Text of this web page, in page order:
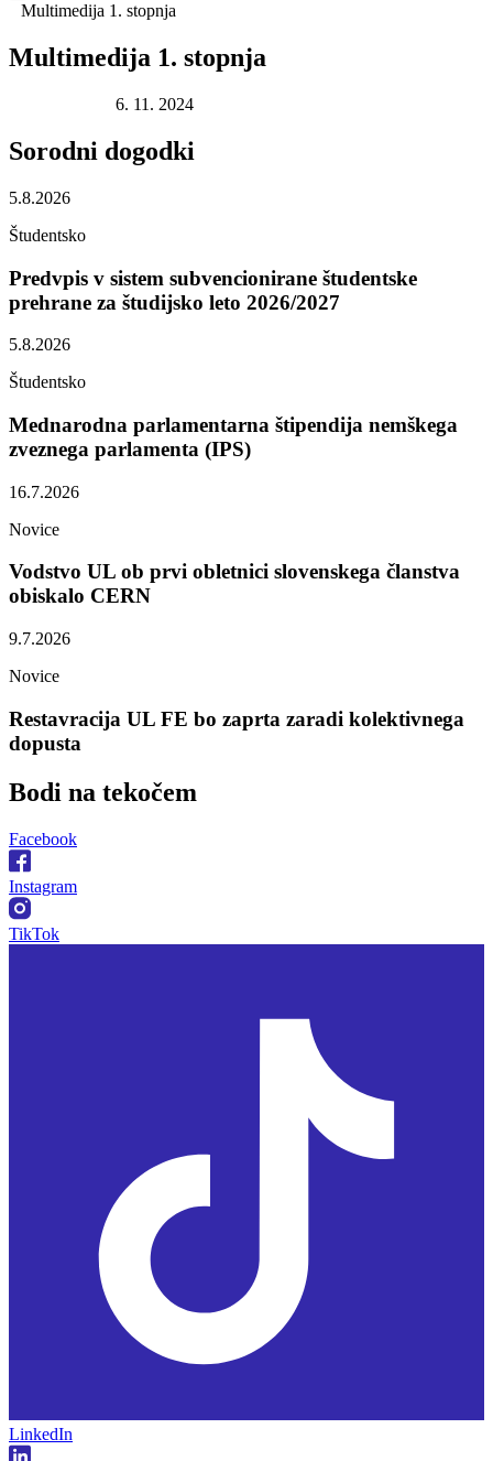
Multimedija 1. stopnja
Multimedija 1. stopnja
6. 11. 2024
Sorodni dogodki
5.8.2026
Študentsko
Predvpis v sistem subvencionirane študentske
prehrane za študijsko leto 2026/2027
5.8.2026
Študentsko
Mednarodna parlamentarna štipendija nemškega
zveznega parlamenta (IPS)
16.7.2026
Novice
Vodstvo UL ob prvi obletnici slovenskega članstva
obiskalo CERN
9.7.2026
Novice
Restavracija UL FE bo zaprta zaradi kolektivnega
dopusta
Bodi na tekočem
Facebook
Instagram
TikTok
LinkedIn